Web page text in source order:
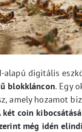
alapú digitális
blokkláncon. Egy
amely hozamot
két coin
még idén